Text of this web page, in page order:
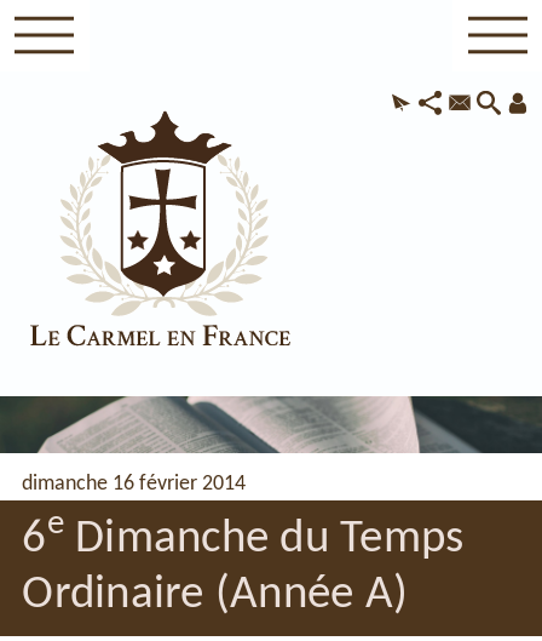
dimanche 16 février 2014
6eDimanche du Temps
Ordinaire (Année A)